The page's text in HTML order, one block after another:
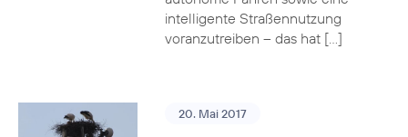
intelligente Straßennutzung
voranzutreiben – das hat […]
20. Mai 2017